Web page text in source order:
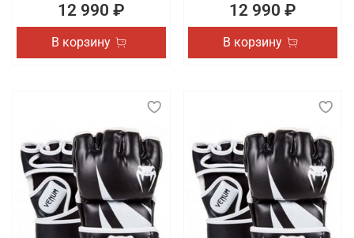
12 990 ₽
В корзину
12 990 ₽
В корзину